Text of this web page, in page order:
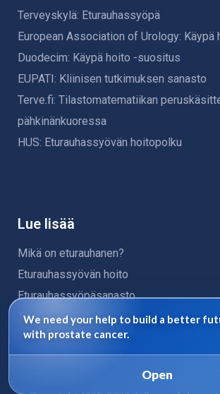
Terveyskylä: Eturauhassyöpä
European Association of Urology:
Duodecim: Käypä hoito -suositus
EUPATI: Kliinisen tutkimuksen sanasto
Terve.fi: Tilastomatematiikan
pähkinänkuoressa
HUS: Eturauhassyövän hoitopolku
Lue lisää
Mikä on eturauhanen?
Eturauhassyövän hoito
Eturauhassyöpäsanasto
Tietosuojaseloste
We need your help to build a better
with prostate cancer.
Open